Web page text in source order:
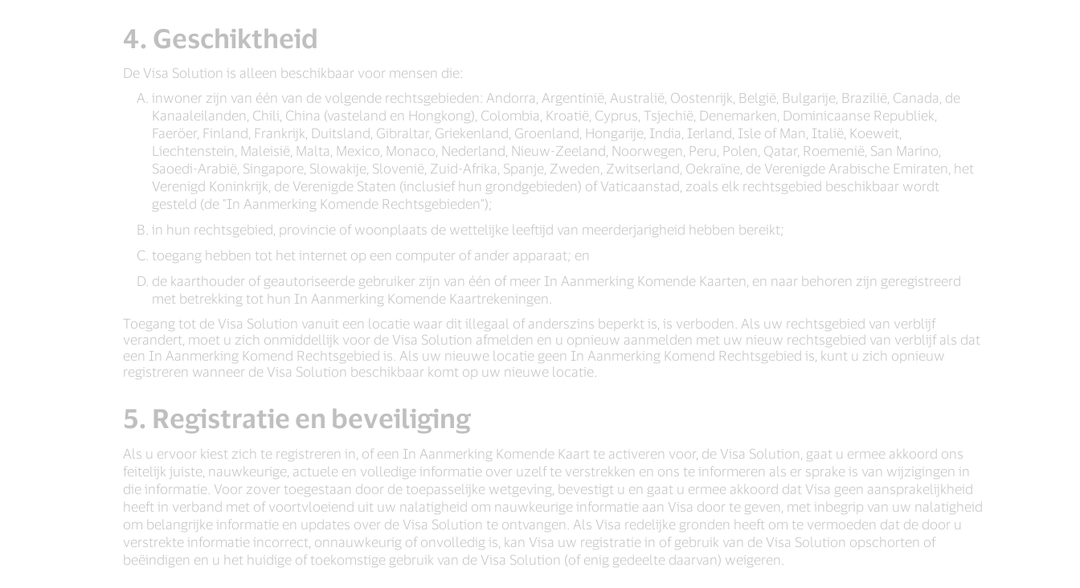
4. Geschiktheid
De Visa Solution is alleen beschikbaar voor mensen die:
inwoner zijn van één van de volgende rechtsgebieden: Andorra, Argentinië, Australië, Oostenrijk, België, Bulgarije, Brazilië, Canada, de
Kanaaleilanden, Chili, China (vasteland en Hongkong), Colombia, Kroatië, Cyprus, Tsjechië, Denemarken, Dominicaanse Republiek,
Faeröer, Finland, Frankrijk, Duitsland, Gibraltar, Griekenland, Groenland, Hongarije, India, Ierland, Isle of Man, Italië, Koeweit,
Liechtenstein, Maleisië, Malta, Mexico, Monaco, Nederland, Nieuw-Zeeland, Noorwegen, Peru, Polen, Qatar, Roemenië, San Marino,
Saoedi-Arabië, Singapore, Slowakije, Slovenië, Zuid-Afrika, Spanje, Zweden, Zwitserland, Oekraïne, de Verenigde Arabische Emiraten, het
Verenigd Koninkrijk, de Verenigde Staten (inclusief hun grondgebieden) of Vaticaanstad, zoals elk rechtsgebied beschikbaar wordt
gesteld (de "In Aanmerking Komende Rechtsgebieden");
in hun rechtsgebied, provincie of woonplaats de wettelijke leeftijd van meerderjarigheid hebben bereikt;
toegang hebben tot het internet op een computer of ander apparaat; en
de kaarthouder of geautoriseerde gebruiker zijn van één of meer In Aanmerking Komende Kaarten, en naar behoren zijn geregistreerd
met betrekking tot hun In Aanmerking Komende Kaartrekeningen.
Toegang tot de Visa Solution vanuit een locatie waar dit illegaal of anderszins beperkt is, is verboden. Als uw rechtsgebied van verblijf
verandert, moet u zich onmiddellijk voor de Visa Solution afmelden en u opnieuw aanmelden met uw nieuw rechtsgebied van verblijf als dat
een In Aanmerking Komend Rechtsgebied is. Als uw nieuwe locatie geen In Aanmerking Komend Rechtsgebied is, kunt u zich opnieuw
registreren wanneer de Visa Solution beschikbaar komt op uw nieuwe locatie.
5. Registratie en beveiliging
Als u ervoor kiest zich te registreren in, of een In Aanmerking Komende Kaart te activeren voor, de Visa Solution, gaat u ermee akkoord ons
feitelijk juiste, nauwkeurige, actuele en volledige informatie over uzelf te verstrekken en ons te informeren als er sprake is van wijzigingen in
die informatie. Voor zover toegestaan door de toepasselijke wetgeving, bevestigt u en gaat u ermee akkoord dat Visa geen aansprakelijkheid
heeft in verband met of voortvloeiend uit uw nalatigheid om nauwkeurige informatie aan Visa door te geven, met inbegrip van uw nalatigheid
om belangrijke informatie en updates over de Visa Solution te ontvangen. Als Visa redelijke gronden heeft om te vermoeden dat de door u
verstrekte informatie incorrect, onnauwkeurig of onvolledig is, kan Visa uw registratie in of gebruik van de Visa Solution opschorten of
beëindigen en u het huidige of toekomstige gebruik van de Visa Solution (of enig gedeelte daarvan) weigeren.